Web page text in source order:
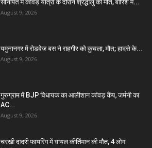
सोनीपत में कांवड़ यात्रा के दौरान श्रद्धालु की मौत, बारिश में...
August 9, 2026
यमुनानगर में रोडवेज बस ने राहगीर को कुचला, मौत; हादसे के...
August 9, 2026
गुरुग्राम में BJP विधायक का आलीशान कांवड़ कैंप, जर्मनी का
AC...
August 9, 2026
चरखी दादरी फायरिंग में घायल कीर्तिमान की मौत, 4 लोग